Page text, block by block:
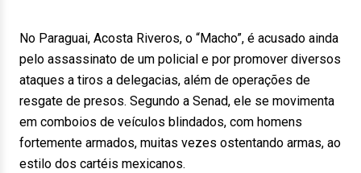
No Paraguai, Acosta Riveros, o “Macho”, é acusado ainda
pelo assassinato de um policial e por promover diversos
ataques a tiros a delegacias, além de operações de
resgate de presos. Segundo a Senad, ele se movimenta
em comboios de veículos blindados, com homens
fortemente armados, muitas vezes ostentando armas, ao
estilo dos cartéis mexicanos.